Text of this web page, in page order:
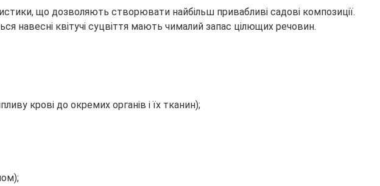
що дозволяють створювати найбільш привабливі садові композиції.
навесні квітучі суцвіття мають чималий запас цілющих речовин.
крові до окремих органів і їх тканин);